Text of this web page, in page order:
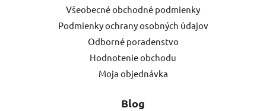
Všeobecné obchodné podmienky
Podmienky ochrany osobných údajov
Odborné poradenstvo
Hodnotenie obchodu
Moja objednávka
Blog